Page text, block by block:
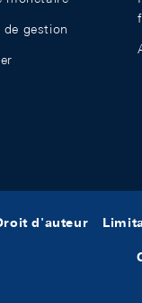
de gestion
d'auteur